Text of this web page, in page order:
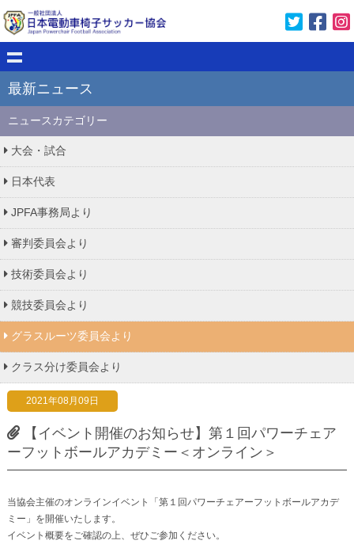
最新ニュース
ニュースカテゴリー
大会・試合
日本代表
JPFA事務局より
審判委員会より
技術委員会より
競技委員会より
グラスルーツ委員会より
クラス分け委員会より
2021年08月09日
【イベント開催のお知らせ】第１回パワーチェア
ーフットボールアカデミー＜オンライン＞
当協会主催のオンラインイベント「第１回パワーチェアーフットボールアカデ
ミー」を開催いたします。
イベント概要をご確認の上、ぜひご参加ください。